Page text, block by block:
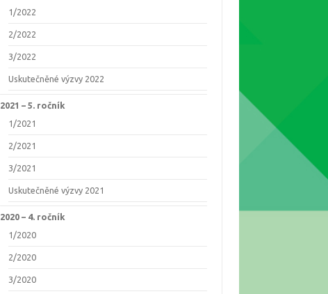
1/2022
2/2022
3/2022
Uskutečněné výzvy 2022
2021 –⁠ 5. ročník
1/2021
2/2021
3/2021
Uskutečněné výzvy 2021
2020 –⁠ 4. ročník
1/2020
2/2020
3/2020